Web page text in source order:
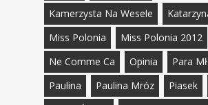
Kamerzysta Na Wesele
Miss Polonia
Miss Polonia 2012
Ne Comme Ca
Opinia
Para
Paulina
Paulina Mróz Piasek